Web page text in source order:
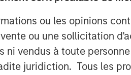
ou les opinions
ou une sollicitation
ni vendus à toute
juridiction. Tous les
opportunities.
two owners, Mr. Jurak and
Breitenfeld into a
Michael Hehn, Managing